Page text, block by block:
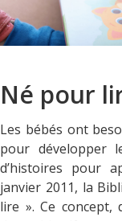
Né pour
Les bébés ont
pour développer
d’histoires pour
janvier 2011, la
lire ». Ce concept,